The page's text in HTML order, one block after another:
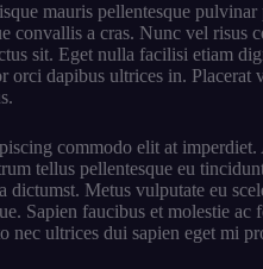
mauris pellentesque
convallis a cras. Nunc vel risus
sit. Eget nulla facilisi etiam
dapibus ultrices in. Placerat
commodo elit at
tellus pellentesque eu
Metus vulputate eu
Sapien faucibus et molestie
ultrices dui sapien eget mi